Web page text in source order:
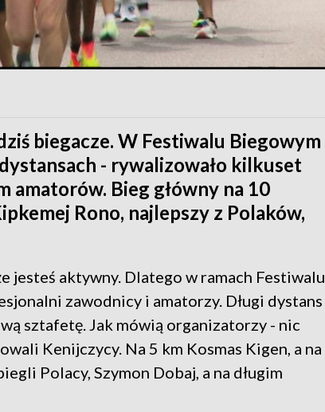
biegacze. W Festiwalu Biegowym
- rywalizowało kilkuset
amatorów. Bieg główny na 10
Rono, najlepszy z Polaków,
jesteś aktywny. Dlatego w ramach Festiwalu
zawodnicy i amatorzy. Długi dystans
sztafetę. Jak mówią organizatorzy - nic
Kenijczycy. Na 5 km Kosmas Kigen, a na
Polacy, Szymon Dobaj, a na długim